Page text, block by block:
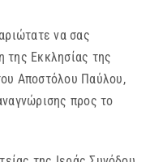
να σας
της Εκκλησίας της
Αποστόλου Παύλου,
προς το